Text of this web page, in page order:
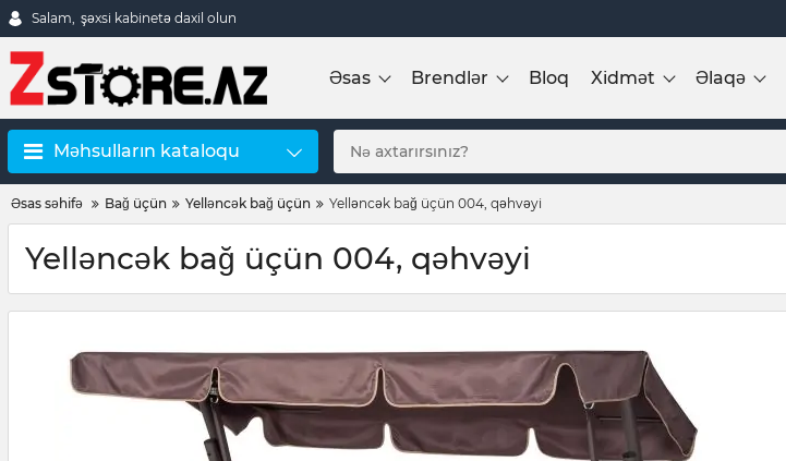
Salam, şəxsi kabinetə daxil olun
Əsas Brendlər Bloq Xidmət Əlaqə
Məhsulların kataloqu
Əsas səhifə Bağ üçün Yelləncək bağ üçün Yelləncək bağ üçün 004, qəhvəyi
Yelləncək bağ üçün 004, qəhvəyi